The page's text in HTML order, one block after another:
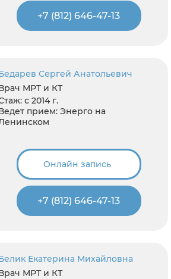
+7 (812) 646-47-13
Сергей Анатольевич
МРТ и КТ
с 2014 г.
прием: Энерго на
Онлайн запись
+7 (812) 646-47-13
Екатерина Михайловна
МРТ и КТ